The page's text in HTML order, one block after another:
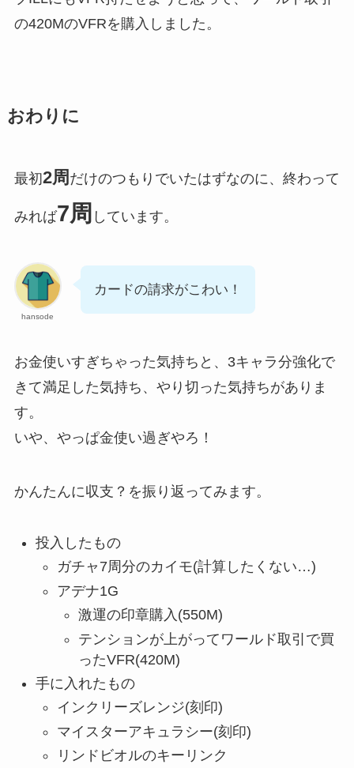
の420MのVFRを購入しました。
おわりに
最初2周 だけのつもりでいたはずなのに、終わって
みれば7周 しています。
hansode
カードの請求がこわい！
お金使いすぎちゃった気持ちと、3キャラ分強化で
きて満足した気持ち、やり切った気持ちがありま
す。
いや、やっぱ金使い過ぎやろ！
かんたんに収支？を振り返ってみます。
投入したもの
ガチャ7周分のカイモ(計算したくない…)
アデナ1G
激運の印章購入(550M)
テンションが上がってワールド取引で買
ったVFR(420M)
手に入れたもの
インクリーズレンジ(刻印)
マイスターアキュラシー(刻印)
リンドビオルのキーリンク